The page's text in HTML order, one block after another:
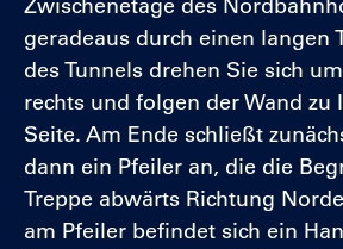
Zwischenetage des
geradeaus durch einen langen
des Tunnels drehen Sie sich
rechts und folgen der Wand zu
Seite. Am Ende schließt
dann ein Pfeiler an, die die
Treppe abwärts Richtung
am Pfeiler befindet sich ein